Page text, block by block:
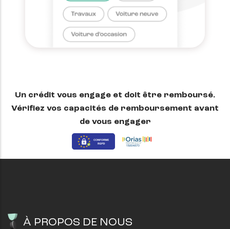
Un crédit vous engage et doit être remboursé.
Vérifiez vos capacités de remboursement avant
de vous engager
À PROPOS DE NOUS